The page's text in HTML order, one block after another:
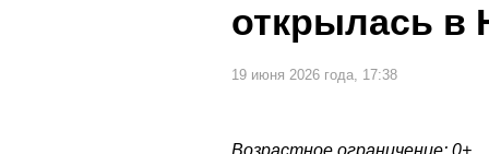
открылась в
19 июня 2026 года, 17:38
Возрастное ограничение: 0+